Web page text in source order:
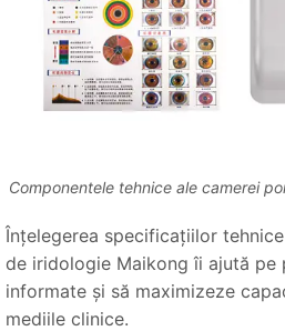
Componentele tehnice ale camerei
Înțelegerea specificațiilor
de iridologie Maikong îi ajută pe
informate și să maximizeze
mediile clinice.